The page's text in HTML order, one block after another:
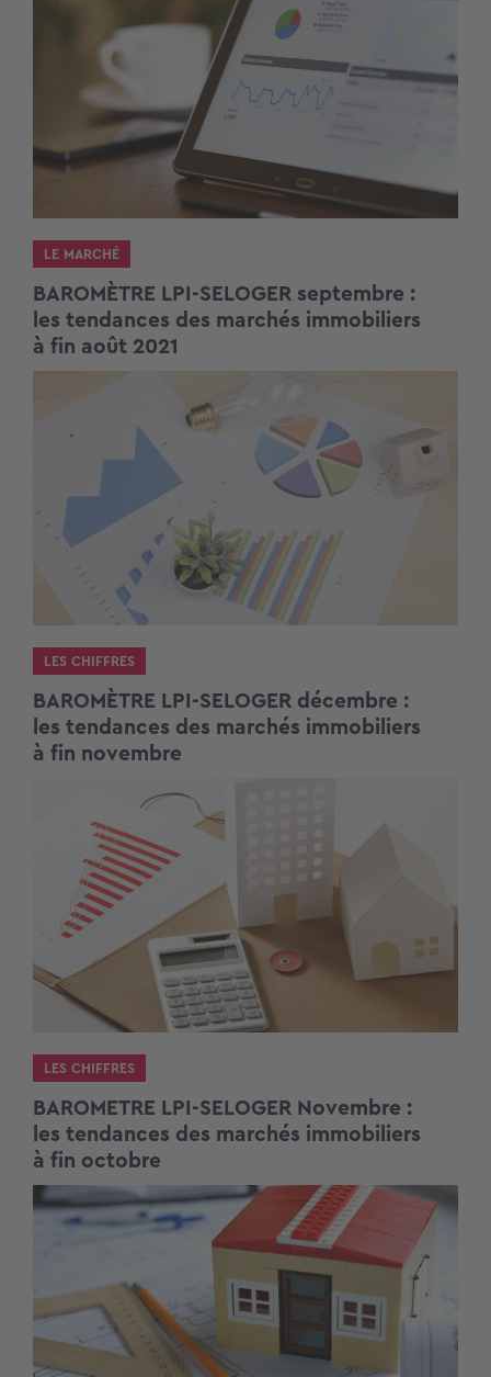
LE MARCHÉ
BAROMÈTRE LPI-SELOGER septembre :
les tendances des marchés immobiliers
à fin août 2021
LES CHIFFRES
BAROMÈTRE LPI-SELOGER décembre :
les tendances des marchés immobiliers
à fin novembre
LES CHIFFRES
BAROMETRE LPI-SELOGER Novembre :
les tendances des marchés immobiliers
à fin octobre